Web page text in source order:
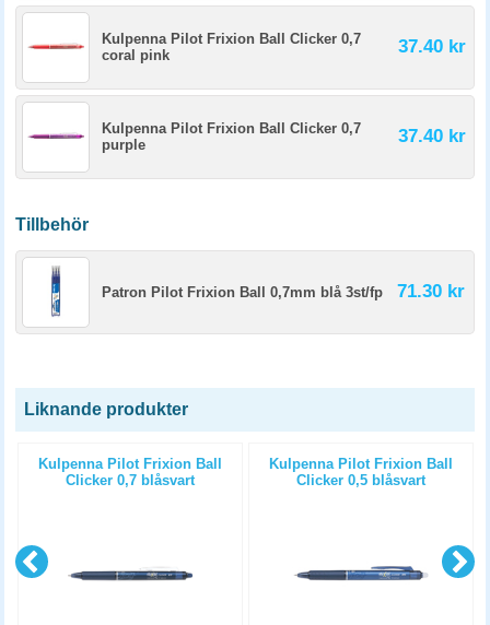
Kulpenna Pilot Frixion Ball Clicker 0,7
coral pink
37.40 kr
Kulpenna Pilot Frixion Ball Clicker 0,7
purple
37.40 kr
Tillbehör
Patron Pilot Frixion Ball 0,7mm blå 3st/fp 71.30 kr
Liknande produkter
Kulpenna Pilot Frixion Ball
Clicker 0,7 blåsvart
Kulpenna Pilot Frixion Ball
Clicker 0,5 blåsvart